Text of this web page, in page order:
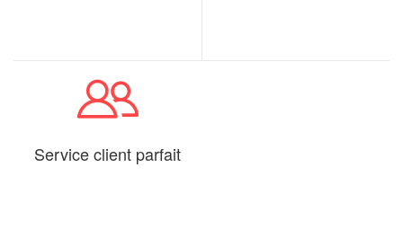
Service client parfait